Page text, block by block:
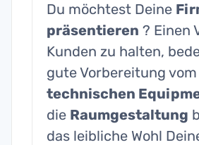
Du möchtest Deine
präsentieren ? Einen
Kunden zu halten,
gute Vorbereitung vom
technischen
die Raumgestaltung
das leibliche Wohl